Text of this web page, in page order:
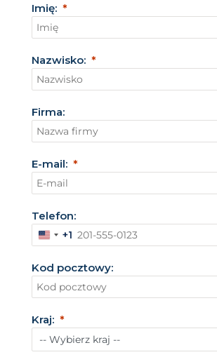
Imię:
Nazwisko:
Firma:
E-mail:
Telefon:
S
a
n
Z
j
+1
Kod pocztowy:
Kraj: